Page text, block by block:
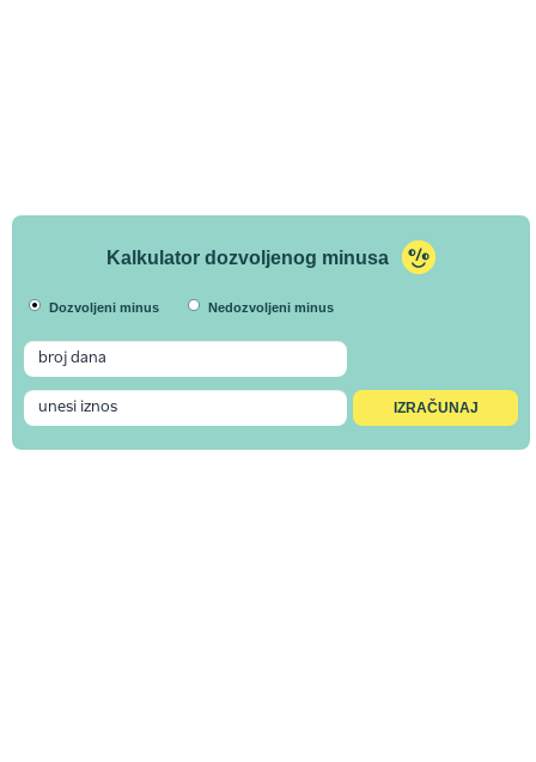
Kalkulator dozvoljenog minusa
Dozvoljeni minus Nedozvoljeni minus